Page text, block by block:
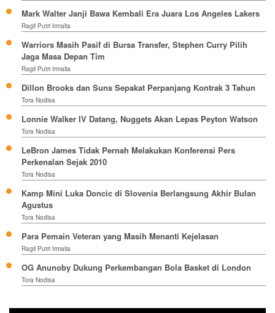
Mark Walter Janji Bawa Kembali Era Juara Los Angeles Lakers
Ragil Putri Irmalia
Warriors Masih Pasif di Bursa Transfer, Stephen Curry Pilih
Jaga Masa Depan Tim
Ragil Putri Irmalia
Dillon Brooks dan Suns Sepakat Perpanjang Kontrak 3 Tahun
Tora Nodisa
Lonnie Walker IV Datang, Nuggets Akan Lepas Peyton Watson
Tora Nodisa
LeBron James Tidak Pernah Melakukan Konferensi Pers
Perkenalan Sejak 2010
Tora Nodisa
Kamp Mini Luka Doncic di Slovenia Berlangsung Akhir Bulan
Agustus
Tora Nodisa
Para Pemain Veteran yang Masih Menanti Kejelasan
Ragil Putri Irmalia
OG Anunoby Dukung Perkembangan Bola Basket di London
Tora Nodisa